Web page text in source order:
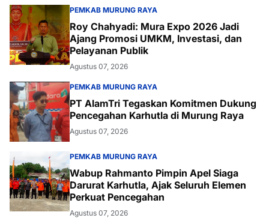
PEMKAB MURUNG RAYA
Roy Chahyadi: Mura Expo 2026 Jadi
Ajang Promosi UMKM, Investasi, dan
Pelayanan Publik
Agustus 07, 2026
PEMKAB MURUNG RAYA
PT AlamTri Tegaskan Komitmen Dukung
Pencegahan Karhutla di Murung Raya
Agustus 07, 2026
PEMKAB MURUNG RAYA
Wabup Rahmanto Pimpin Apel Siaga
Darurat Karhutla, Ajak Seluruh Elemen
Perkuat Pencegahan
Agustus 07, 2026